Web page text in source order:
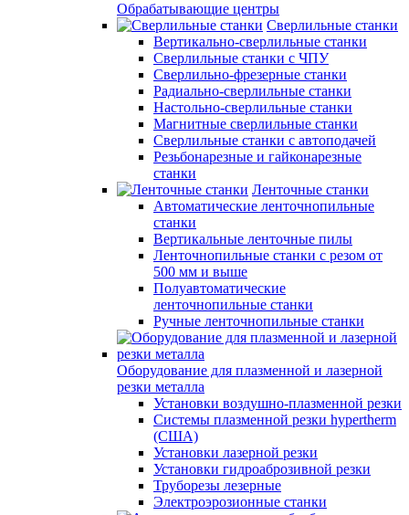
Обрабатывающие центры
Сверлильные станки
Вертикально-сверлильные станки
Сверлильные станки с ЧПУ
Сверлильно-фрезерные станки
Радиально-сверлильные станки
Настольно-сверлильные станки
Магнитные сверлильные станки
Сверлильные станки с автоподачей
Резьбонарезные и гайконарезные
станки
Ленточные станки
Автоматические ленточнопильные
станки
Вертикальные ленточные пилы
Ленточнопильные станки с резом от
500 мм и выше
Полуавтоматические
ленточнопильные станки
Ручные ленточнопильные станки
Оборудование для плазменной и лазерной
резки металла
Установки воздушно-плазменной резки
Системы плазменной резки hypertherm
(США)
Установки лазерной резки
Установки гидроаброзивной резки
Труборезы лезерные
Электроэрозионные станки